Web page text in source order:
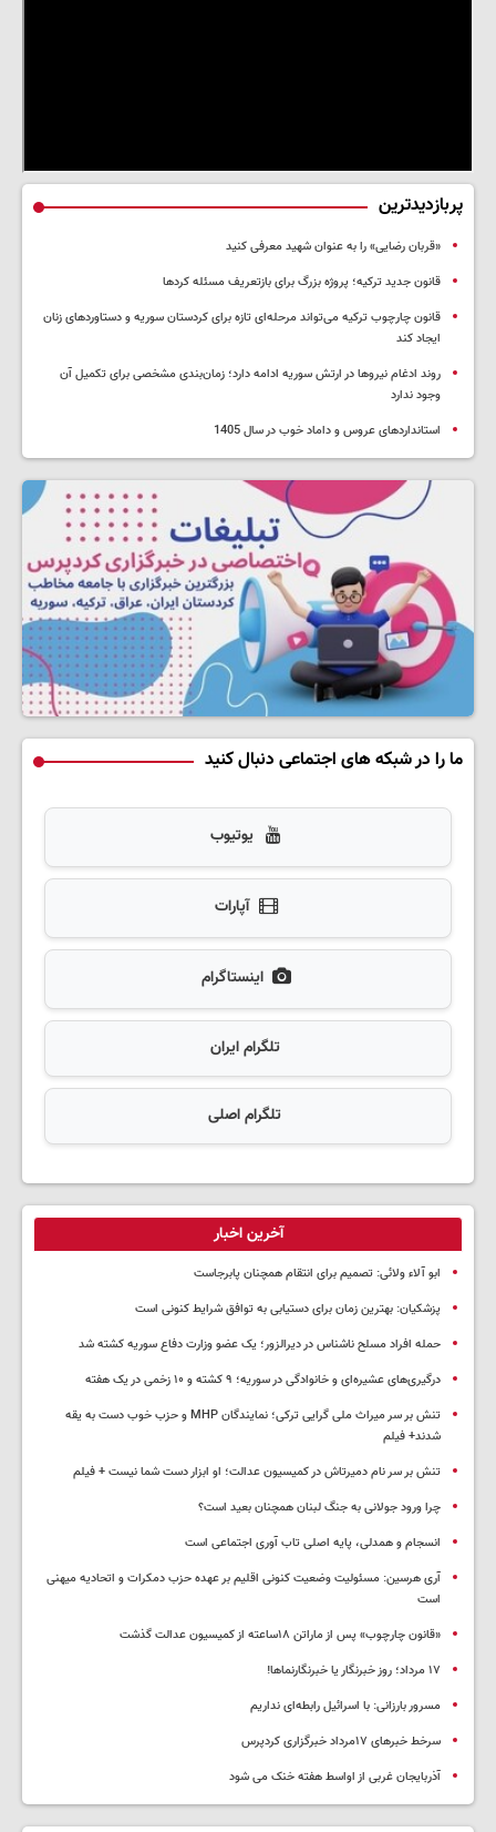
پربازدیدترین
«قربان رضایی» را به عنوان شهید معرفی کنید
قانون جدید ترکیه؛ پروژه بزرگ‌ برای بازتعریف مسئله کردها
قانون چارچوب ترکیه می‌تواند مرحله‌ای تازه برای کردستان سوریه و دستاوردهای زنان
ایجاد کند
روند ادغام نیروها در ارتش سوریه ادامه دارد؛ زمان‌بندی مشخصی برای تکمیل آن
وجود ندارد
استانداردهای عروس و داماد خوب در سال 1405
ما را در شبکه های اجتماعی دنبال کنید
یوتیوب
آپارات
اینستاگرام
تلگرام ایران
تلگرام اصلی
آخرین اخبار
ابو آلاء ولائی: تصمیم برای انتقام همچنان پابرجاست
پزشکیان‌: بهترین زمان برای دستیابی به توافق شرایط کنونی است
حمله افراد مسلح ناشناس در دیرالزور؛ یک عضو وزارت دفاع سوریه کشته شد
درگیری‌های عشیره‌ای و خانوادگی در سوریه؛ ۹ کشته و ۱۰ زخمی در یک هفته
تنش بر سر میراث ملی گرایی ترکی؛ نمایندگان MHP و حزب خوب دست به یقه
شدند+ فیلم
تنش بر سر نام دمیرتاش در کمیسیون عدالت؛ او ابزار دست شما نیست + فیلم
چرا ورود جولانی به جنگ لبنان همچنان بعید است؟
انسجام و همدلی، پایه اصلی تاب آوری اجتماعی است
آری هرسین: مسئولیت وضعیت کنونی اقلیم بر عهده حزب دمکرات و اتحادیه میهنی
است
«قانون چارچوب» پس از ماراتن ۱۸ساعته از کمیسیون عدالت گذشت
١٧ مرداد؛ روز خبرنگار یا خبرنگارنماها!
مسرور بارزانی: با اسرائیل رابطه‌ای نداریم
سرخط خبرهای ۱۷مرداد خبرگزاری کردپرس
آذربایجان غربی از اواسط هفته خنک می شود